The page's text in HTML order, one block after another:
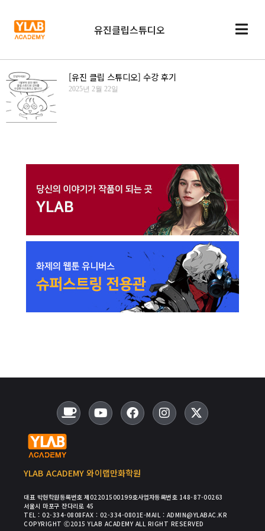
유진클립스튜디오
[유진 클립 스튜디오] 수강 후기
2025년 2월 22일
YLAB ACADEMY 와이랩만화학원
대표 박현학원등록번호 제02201500199호사업자등록번호 148-87-00263
서울시 마포구 잔다리로 45
TEL : 02-334-0808FAX : 02-334-0801E-MAIL : ADMIN@YLABAC.KR
COPYRIGHT Ⓒ2015 YLAB ACADEMY ALL RIGHT RESERVED